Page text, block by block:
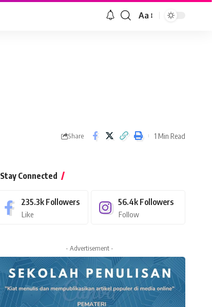
Font
Aa
Share 1 Min Read
Stay Connected
235.3k Followers
Like
56.4k Followers
Follow
- Advertisement -